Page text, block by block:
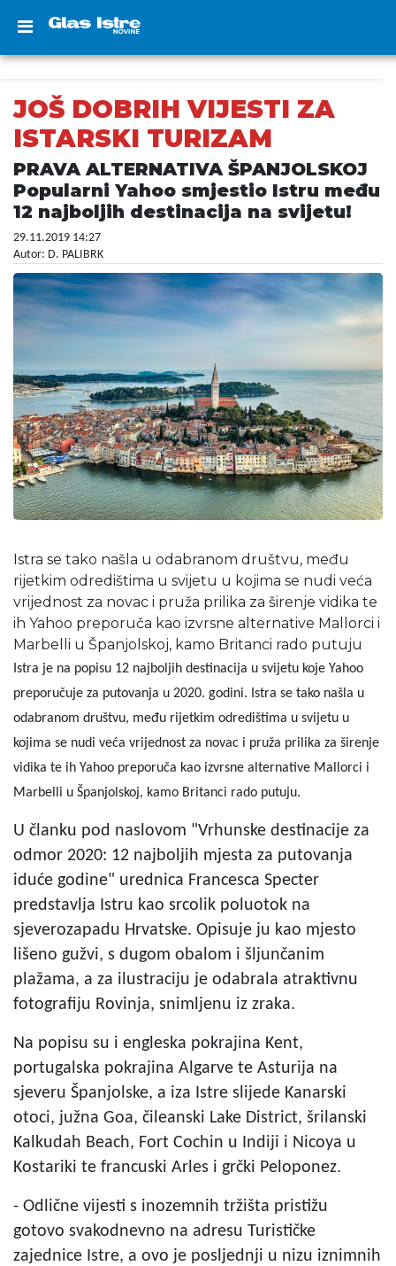
JOŠ DOBRIH VIJESTI ZA
ISTARSKI TURIZAM
PRAVA ALTERNATIVA ŠPANJOLSKOJ
Popularni Yahoo smjestio Istru među
12 najboljih destinacija na svijetu!
29.11.2019 14:27
Autor: D. PALIBRK
Istra se tako našla u odabranom društvu, među
rijetkim odredištima u svijetu u kojima se nudi veća
vrijednost za novac i pruža prilika za širenje vidika te
ih Yahoo preporuča kao izvrsne alternative Mallorci i
Marbelli u Španjolskoj, kamo Britanci rado putuju
Istra je na popisu 12 najboljih destinacija u svijetu koje Yahoo
preporučuje za putovanja u 2020. godini. Istra se tako našla u
odabranom društvu, među rijetkim odredištima u svijetu u
kojima se nudi veća vrijednost za novac i pruža prilika za širenje
vidika te ih Yahoo preporuča kao izvrsne alternative Mallorci i
Marbelli u Španjolskoj, kamo Britanci rado putuju.
U članku pod naslovom "Vrhunske destinacije za
odmor 2020: 12 najboljih mjesta za putovanja
iduće godine" urednica Francesca Specter
predstavlja Istru kao srcolik poluotok na
sjeverozapadu Hrvatske. Opisuje ju kao mjesto
lišeno gužvi, s dugom obalom i šljunčanim
plažama, a za ilustraciju je odabrala atraktivnu
fotografiju Rovinja, snimljenu iz zraka.
Na popisu su i engleska pokrajina Kent,
portugalska pokrajina Algarve te Asturija na
sjeveru Španjolske, a iza Istre slijede Kanarski
otoci, južna Goa, čileanski Lake District, šrilanski
Kalkudah Beach, Fort Cochin u Indiji i Nicoya u
Kostariki te francuski Arles i grčki Peloponez.
- Odlične vijesti s inozemnih tržišta pristižu
gotovo svakodnevno na adresu Turističke
zajednice Istre, a ovo je posljednji u nizu iznimnih